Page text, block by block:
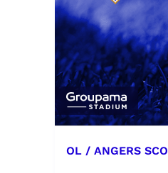
OL / ANGERS SCO